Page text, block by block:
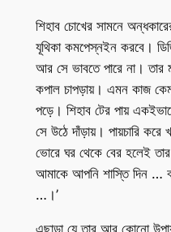
শিহাব চোখের সামনে
যূথিকা কমপেস্নইন করবে।
আর সে ভাবতে পারে না। তার
কপাল চাপড়ায়। এমন কাজ
পড়ে। শিহাব টের পায়
সে উঠে দাঁড়ায়। পায়চারি করে
ভোরে ঘর থেকে বের হলেই
আমাকে আপনি শাস্তি দিন …
…।’